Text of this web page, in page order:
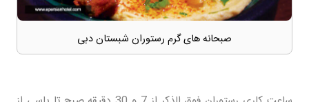
صبحانه های گرم رستوران شبستان دبی